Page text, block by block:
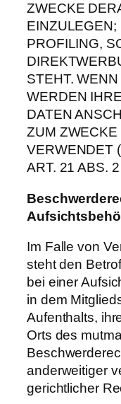
ZWECKE
EINZULEGEN;
PROFILING,
STEHT.
WERDEN
DATEN
ZUM
VERWENDET
ART. 21 ABS.
Im Falle von
steht den
bei einer
in dem
Aufenthalts,
Orts des
anderweitiger
gerichtlicher